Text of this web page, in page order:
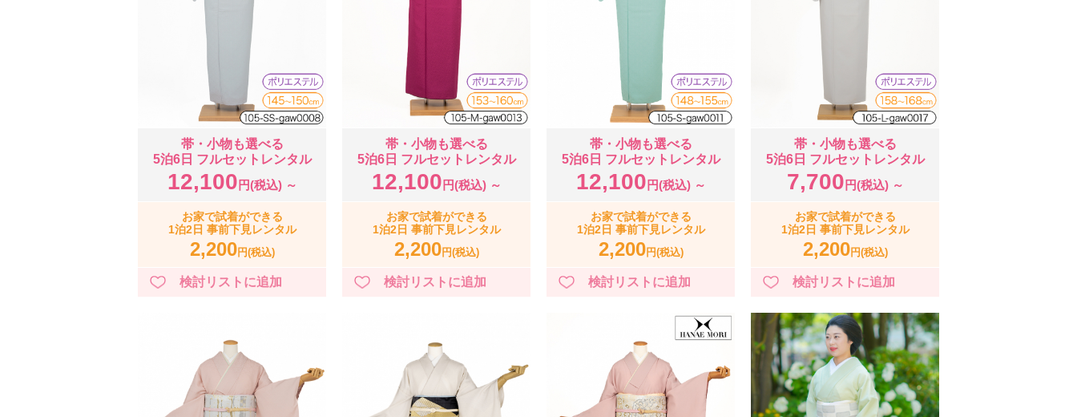
帯・小物も選べる
5泊6日 フルセットレンタル
12,100 円(税込) ～
お家で試着ができる
1泊2日 事前下見レンタル
2,200円(税込)
帯・小物も選べる
5泊6日 フルセットレンタル
12,100 円(税込) ～
お家で試着ができる
1泊2日 事前下見レンタル
2,200円(税込)
帯・小物も選べる
5泊6日 フルセットレンタル
12,100 円(税込) ～
お家で試着ができる
1泊2日 事前下見レンタル
2,200円(税込)
帯・小物も選べる
5泊6日 フルセットレンタル
7,700 円(税込) ～
お家で試着ができる
1泊2日 事前下見レンタル
2,200円(税込)